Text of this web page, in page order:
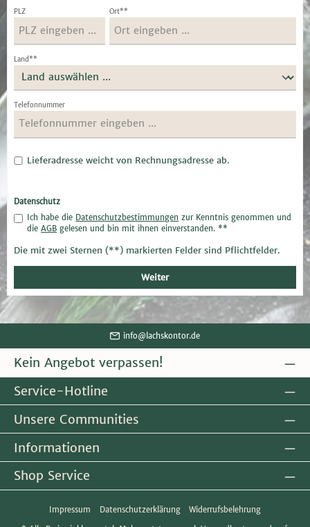
PLZ Ort**
Land**
Telefonnummer
Lieferadresse weicht von Rechnungsadresse ab.
Datenschutz
Ich habe die Datenschutzbestimmungen zur Kenntnis genommen und
dieAGB gelesen und bin mit ihnen einverstanden. **
Die mit zwei Sternen (**) markierten Felder sind Pflichtfelder.
Weiter
info@lachskontor.de
Kein Angebot verpassen!
Service-Hotline
Unsere Communities
Informationen
Shop Service
Impressum Datenschutzerklärung Widerrufsbelehrung